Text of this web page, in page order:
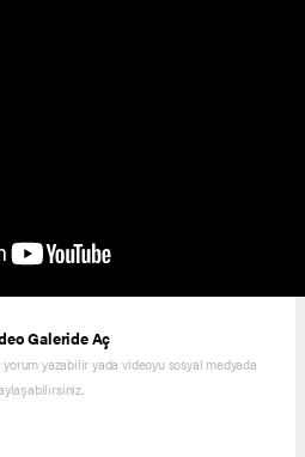
Galeride Aç
yazabilir yada videoyu sosyal medyada